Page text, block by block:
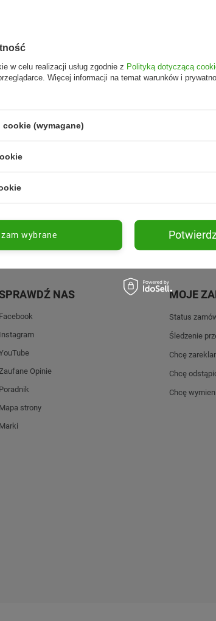
NAS
Facebook
Instagram
Opinie
Poradnik
Mapa strony
Marki
MOJE
Status
Śledzenie
Chcę
Chcę
Chcę
w celu realizacji usług zgodnie z Polityką dotyczącą
Więcej informacji na temat warunków i
(wymagane)
wybrane